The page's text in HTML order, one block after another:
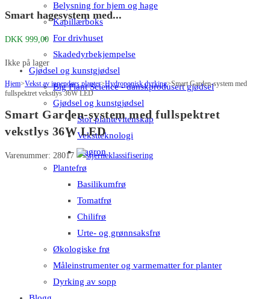
Belysning for hjem og hage
Kapillærboks
For drivhuset
Skadedyrbekjempelse
Gjødsel og kunstgjødsel
Big Plant Science - danskprodusert gjødsel
Gjødsel og kunstgjødsel
Stor plantevitenskap
Vekstteknologi
Plagron
Plantefrø
Basilikumfrø
Tomatfrø
Chilifrø
Urte- og grønnsaksfrø
Økologiske frø
Måleinstrumenter og varmematter for planter
Dyrking av sopp
Smart hagesystem med...
DKK 999,00
Ikke på lager
Hjem>Vekst av innendørs planter>Hydroponisk dyrking>Smart Garden-system med
fullspektret vekstlys 36W LED
Smart Garden-system med fullspektret
vekstlys 36W LED
Varenummer: 28017